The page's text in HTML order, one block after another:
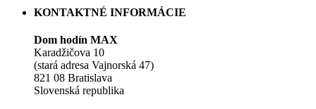
KONTAKTNÉ INFORMÁCIE
Dom hodín MAX
Karadžičova 10
(stará adresa Vajnorská 47)
821 08 Bratislava
Slovenská republika